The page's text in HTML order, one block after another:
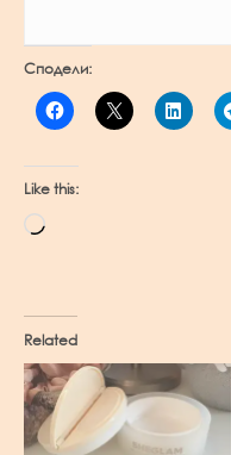
Сподели:
Like this:
Loading…
Related